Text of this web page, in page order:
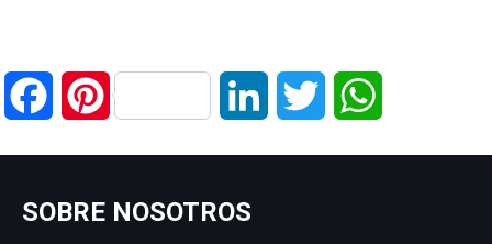
FacebookPinterest LinkedIn Twitter
SOBRE NOSOTROS